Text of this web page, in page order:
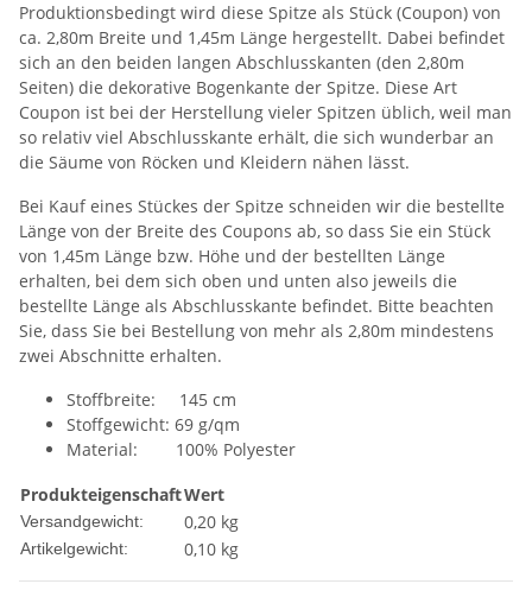
Produktionsbedingt wird diese Spitze als Stück (Coupon) von
ca. 2,80m Breite und 1,45m Länge hergestellt. Dabei befindet
sich an den beiden langen Abschlusskanten (den 2,80m
Seiten) die dekorative Bogenkante der Spitze. Diese Art
Coupon ist bei der Herstellung vieler Spitzen üblich, weil man
so relativ viel Abschlusskante erhält, die sich wunderbar an
die Säume von Röcken und Kleidern nähen lässt.
Bei Kauf eines Stückes der Spitze schneiden wir die bestellte
Länge von der Breite des Coupons ab, so dass Sie ein Stück
von 1,45m Länge bzw. Höhe und der bestellten Länge
erhalten, bei dem sich oben und unten also jeweils die
bestellte Länge als Abschlusskante befindet. Bitte beachten
Sie, dass Sie bei Bestellung von mehr als 2,80m mindestens
zwei Abschnitte erhalten.
Stoffbreite: 145 cm
Stoffgewicht: 69 g/qm
Material: 100% Polyester
ProdukteigenschaftWert
Versandgewicht: 0,20 kg
Artikelgewicht: 0,10 kg